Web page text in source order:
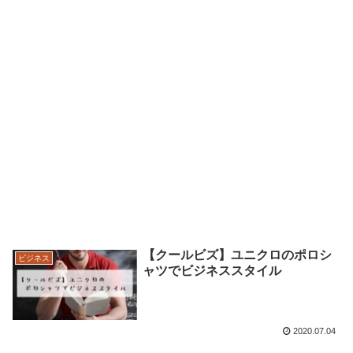
ビジネス
【クールビズ】ユニクロのポロシ
ャツでビジネススタイル
2020.07.04